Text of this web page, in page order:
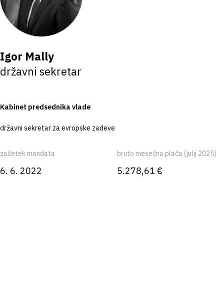
Igor Mally
državni sekretar
Kabinet predsednika vlade
državni sekretar za evropske zadeve
začetek mandata
6. 6. 2022
bruto mesečna plača (julij 2025)
5.278,61 €